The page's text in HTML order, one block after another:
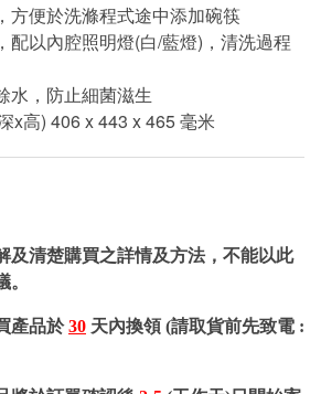
方便於洗滌程式途中添加碗筷
配以內腔照明燈(白/藍燈)，清洗過程
水，防止細菌滋生
x高) 406 x 443 x 465 毫米
及清楚購買之詳情及方法，不能以此
產品於30 天內換領 (請取貨前先致電 :